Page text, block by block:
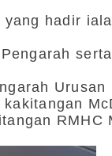
yang hadir
kakitangan
RMHC